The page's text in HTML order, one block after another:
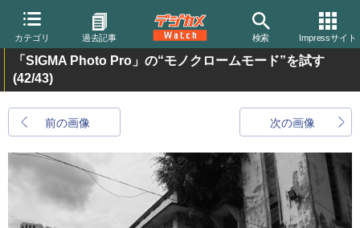
カテゴリ 過去記事 検索 Impressサイト
「SIGMA Photo Pro」の“モノクロームモード”を試す
(42/43)
前の画像 次の画像